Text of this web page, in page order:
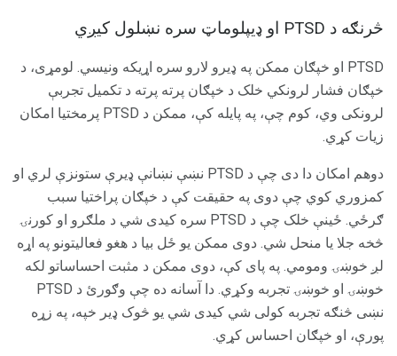
څرنګه د PTSD او ډیپلوماټ سره نښلول کیږي
PTSD او خپګان ممکن په ډیرو لارو سره اړیکه ونیسي. لومړی، د
خپګان فشار لرونکي خلک د خپګان پرته پرته د تکمیل تجربې
لرونکی وي، کوم چې، په پایله کې، ممکن د PTSD پرمختیا امکان
زیات کړي.
دوهم امکان دا دی چې د PTSD نښې نښانې ډیرې ستونزې لري او
کمزوري کوي چې دوی په حقیقت کې د خپګان پراختیا سبب
ګرځي. ځینې ​​خلک چې د PTSD سره کیدی شي د ملګرو او کورنۍ
څخه جلا یا منحل شي. دوی ممکن یو ځل بیا د هغو فعالیتونو په اړه
لږ خوښۍ ومومي. په پای کې، دوی ممکن د مثبت احساساتو لکه
خوښۍ او خوښۍ تجربه وکړي. دا آسانه ده چې وګورئ د PTSD
نښی څنګه تجربه کولی شي کیدی شي یو څوک ډیر خپه، په زړه
پورې، او خپګان احساس کړي.